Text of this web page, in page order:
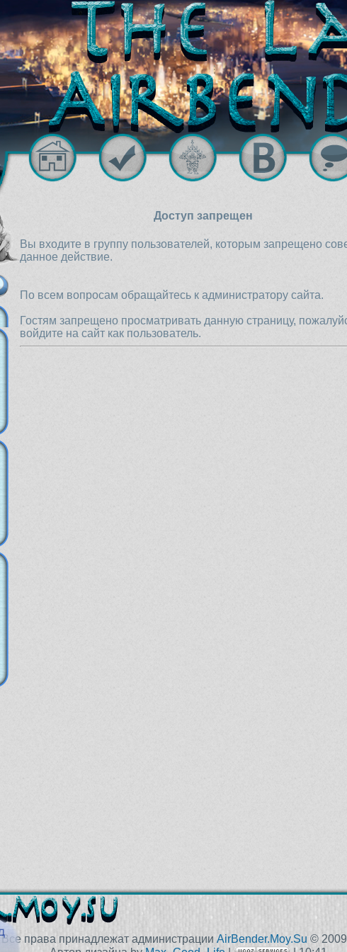
Доступ запрещен
Вы входите в группу пользователей, которым запрещено
данное действие.
По всем вопросам обращайтесь к администратору сайта.
Гостям запрещено просматривать данную страницу,
войдите на сайт как пользователь.
Все права принадлежат администрации AirBender.Moy.Su ©